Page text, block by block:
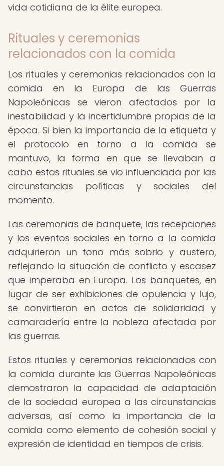
vida cotidiana de la élite europea.
Rituales y ceremonias
relacionados con la comida
Los rituales y ceremonias relacionados con la
comida en la Europa de las Guerras
Napoleónicas se vieron afectados por la
inestabilidad y la incertidumbre propias de la
época. Si bien la importancia de la etiqueta y
el protocolo en torno a la comida se
mantuvo, la forma en que se llevaban a
cabo estos rituales se vio influenciada por las
circunstancias políticas y sociales del
momento.
Las ceremonias de banquete, las recepciones
y los eventos sociales en torno a la comida
adquirieron un tono más sobrio y austero,
reflejando la situación de conflicto y escasez
que imperaba en Europa. Los banquetes, en
lugar de ser exhibiciones de opulencia y lujo,
se convirtieron en actos de solidaridad y
camaradería entre la nobleza afectada por
las guerras.
Estos rituales y ceremonias relacionados con
la comida durante las Guerras Napoleónicas
demostraron la capacidad de adaptación
de la sociedad europea a las circunstancias
adversas, así como la importancia de la
comida como elemento de cohesión social y
expresión de identidad en tiempos de crisis.